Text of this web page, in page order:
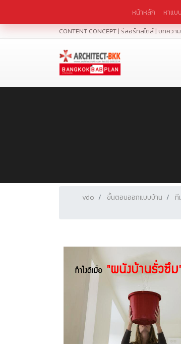
หน้าหลัก หาแบ
CONTENT CONCEPT | รีสอร์ทสไตล์ | บทคว
vdo ขั้นตอนออกแบบบ้าน ที